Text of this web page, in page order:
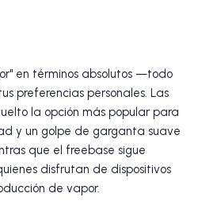
en términos absolutos —todo
preferencias personales. Las
la opción más popular para
y un golpe de garganta suave
que el freebase sigue
disfrutan de dispositivos
de vapor.